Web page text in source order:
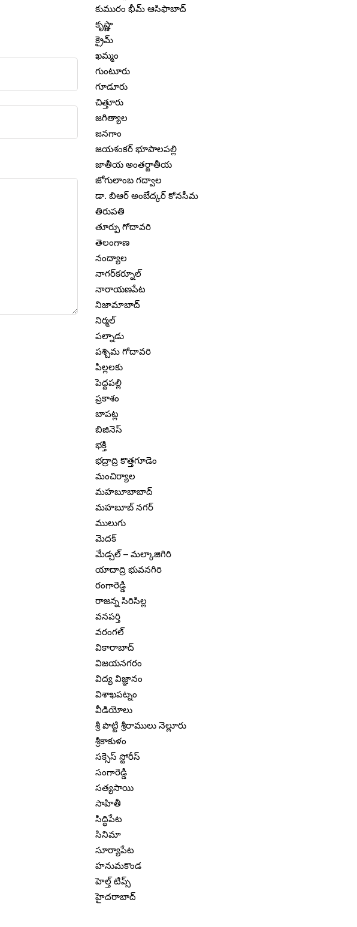
కుమురం భీమ్ ఆసిఫాబాద్
కృష్ణా
క్రైమ్
ఖమ్మం
గుంటూరు
గూడూరు
చిత్తూరు
జగిత్యాల
జనగాం
జయశంకర్ భూపాలపల్లి
జాతీయ అంతర్జాతీయ
జోగులాంబ గద్వాల
డా. బిఆర్ అంబేద్కర్ కోనసీమ
తిరుపతి
తూర్పు గోదావరి
తెలంగాణ
నంద్యాల
నాగర్‌కర్నూల్
నారాయణపేట
నిజామాబాద్
నిర్మల్
పల్నాడు
పశ్చిమ గోదావరి
పిల్లలకు
పెద్దపల్లి
ప్రకాశం
బాపట్ల
బిజినెస్
భక్తి
భద్రాద్రి కొత్తగూడెం
మంచిర్యాల
మహబూబాబాద్
మహబూబ్ నగర్
ములుగు
మెదక్
మేడ్చల్ – మల్కాజిగిరి
యాదాద్రి భువనగిరి
రంగారెడ్డి
రాజన్న సిరిసిల్ల
వనపర్తి
వరంగల్
వికారాబాద్
విజయనగరం
విద్య విజ్ఞానం
విశాఖపట్నం
వీడియోలు
శ్రీ పొట్టి శ్రీరాములు నెల్లూరు
శ్రీకాకుళం
సక్సెస్ స్టోరీస్
సంగారెడ్డి
సత్యసాయి
సాహితీ
సిద్ధిపేట
సినిమా
సూర్యాపేట
హనుమకొండ
హెల్త్ టిప్స్
హైదరాబాద్